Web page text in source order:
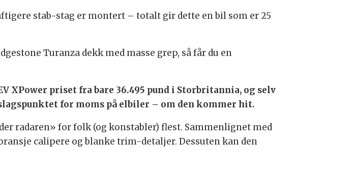
stab-stag er montert – totalt gir dette en bil som er 25
Turanza dekk med masse grep, så får du en
XPower priset fra bare 36.495 pund i Storbritannia, og selv
for moms på elbiler – om den kommer hit.
radaren» for folk (og konstabler) flest. Sammenlignet med
calipere og blanke trim-detaljer. Dessuten kan den